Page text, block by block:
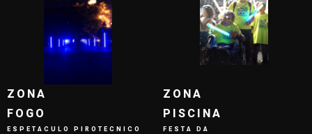
ZONA
FOGO
ESPETACULO PIROTECNICO
ZONA
PISCINA
FESTA DA